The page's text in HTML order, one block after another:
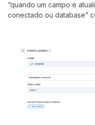
“quando um campo e
conectado ou database”